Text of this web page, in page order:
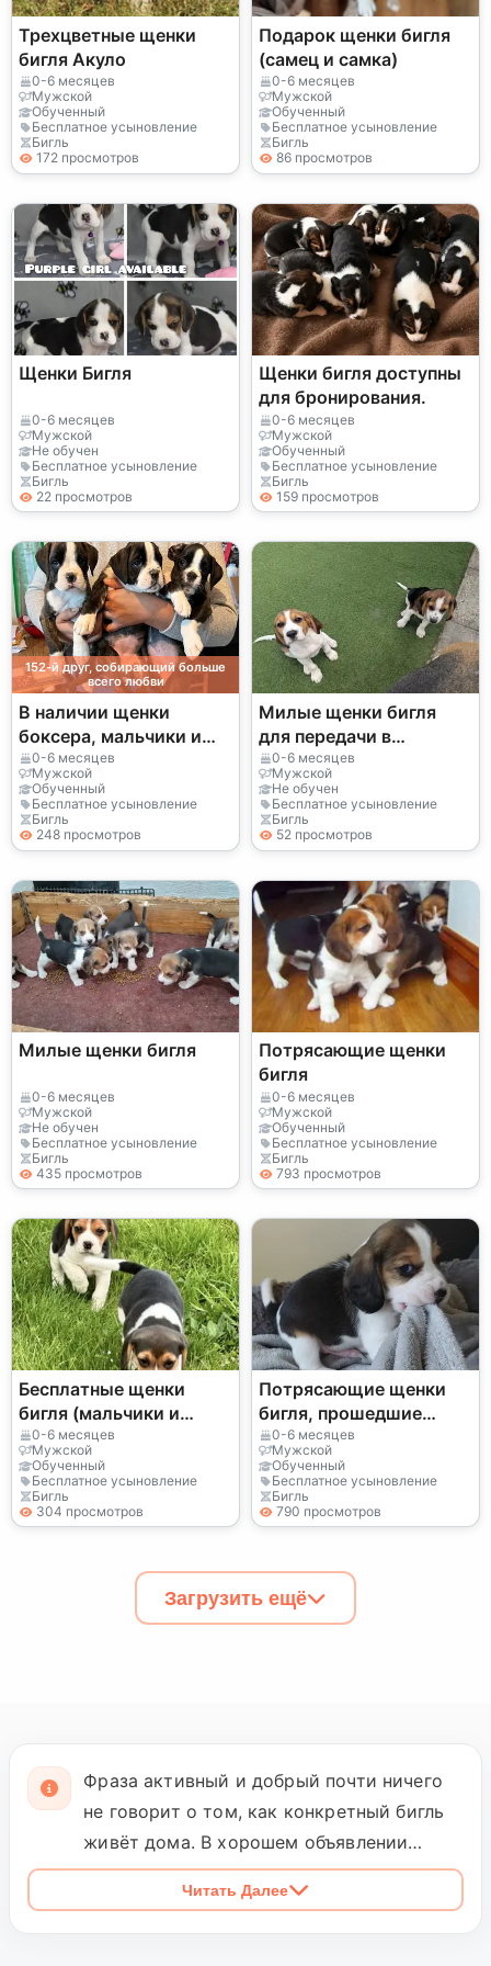
Трехцветные щенки
бигля Акуло
0-6 месяцев
Мужской
Обученный
Бесплатное усыновление
Бигль
172 просмотров
Подарок щенки бигля
(самец и самка)
0-6 месяцев
Мужской
Обученный
Бесплатное усыновление
Бигль
86 просмотров
Щенки Бигля
0-6 месяцев
Мужской
Не обучен
Бесплатное усыновление
Бигль
22 просмотров
Щенки бигля доступны
для бронирования.
0-6 месяцев
Мужской
Обученный
Бесплатное усыновление
Бигль
159 просмотров
152-й друг, собирающий больше
всего любви
В наличии щенки
боксера, мальчики и
девочки! 34 632 000
221
0-6 месяцев
Мужской
Обученный
Бесплатное усыновление
Бигль
248 просмотров
Милые щенки бигля
для передачи в
хорошие руки
..Напишите в WhatsApp
..Контакт... +34 631 98
70 80
0-6 месяцев
Мужской
Не обучен
Бесплатное усыновление
Бигль
52 просмотров
Милые щенки бигля
0-6 месяцев
Мужской
Не обучен
Бесплатное усыновление
Бигль
435 просмотров
Потрясающие щенки
бигля
0-6 месяцев
Мужской
Обученный
Бесплатное усыновление
Бигль
793 просмотров
Бесплатные щенки
бигля (мальчики и
девочки)
0-6 месяцев
Мужской
Обученный
Бесплатное усыновление
Бигль
304 просмотров
Потрясающие щенки
бигля, прошедшие
проверку здоровья.
0-6 месяцев
Мужской
Обученный
Бесплатное усыновление
Бигль
790 просмотров
Загрузить ещё
Фраза активный и добрый почти ничего
не говорит о том, как конкретный бигль
живёт дома. В хорошем объявлении
стоит искать не обещания о породе, а
наблюдения: что происходит, когда
Читать Далее